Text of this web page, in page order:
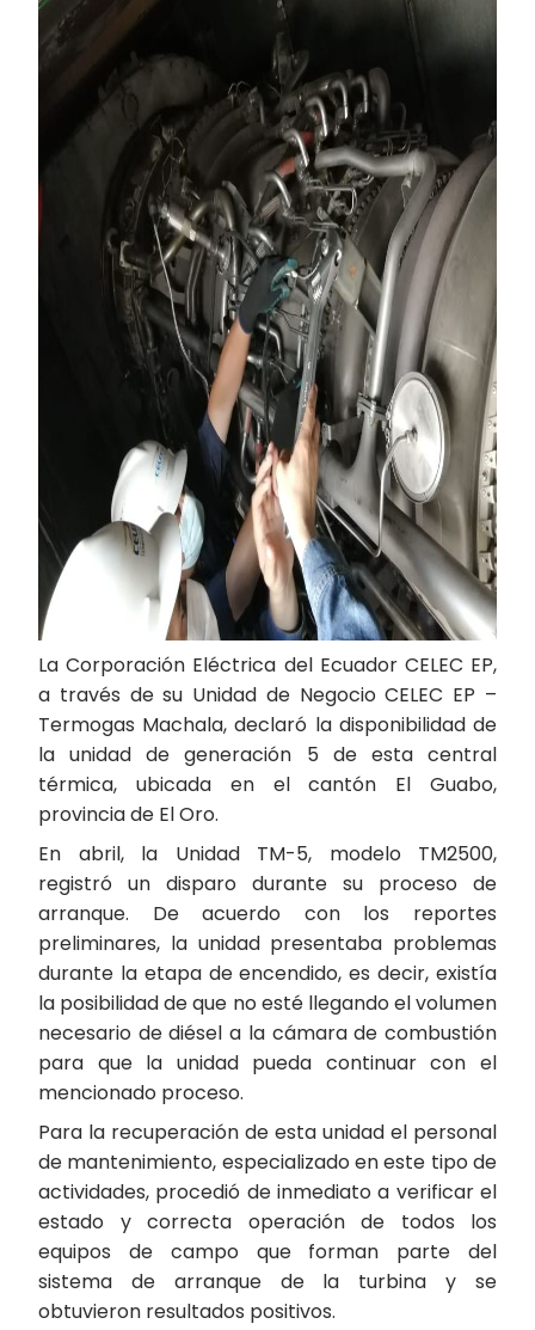
La Corporación Eléctrica del Ecuador CELEC EP,
a través de su Unidad de Negocio CELEC EP –
Termogas Machala, declaró la disponibilidad de
la unidad de generación 5 de esta central
térmica, ubicada en el cantón El Guabo,
provincia de El Oro.
En abril, la Unidad TM-5, modelo TM2500,
registró un disparo durante su proceso de
arranque. De acuerdo con los reportes
preliminares, la unidad presentaba problemas
durante la etapa de encendido, es decir, existía
la posibilidad de que no esté llegando el volumen
necesario de diésel a la cámara de combustión
para que la unidad pueda continuar con el
mencionado proceso.
Para la recuperación de esta unidad el personal
de mantenimiento, especializado en este tipo de
actividades, procedió de inmediato a verificar el
estado y correcta operación de todos los
equipos de campo que forman parte del
sistema de arranque de la turbina y se
obtuvieron resultados positivos.